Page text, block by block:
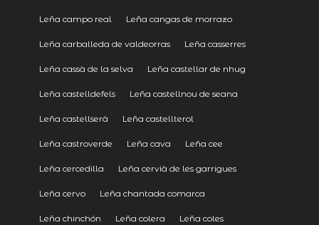
Leña campo real Leña cangas de morrazo
Leña carballeda de valdeorras Leña casserres
Leña cassà de la selva Leña castellar de nhug
Leña castelldefels Leña castellnou de seana
Leña castellserà Leña castellterol
Leña castroverde Leña cava Leña cee
Leña cercedilla Leña cervià de les garrigues
Leña cervo Leña chantada comarca
Leña chinchón Leña colera Leña coles